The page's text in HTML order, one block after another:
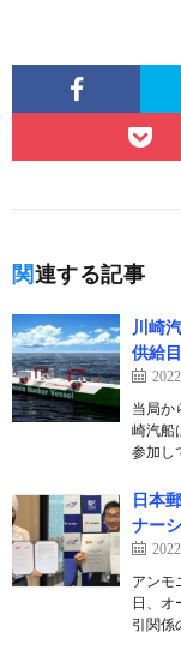
関連する記事
川崎
供給
当局か
崎汽船
参加し
日本
ナー
アンモ
日、オ
引関係